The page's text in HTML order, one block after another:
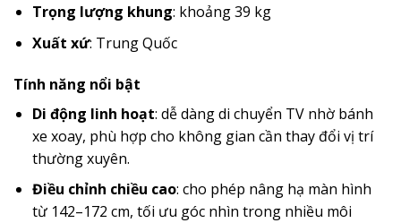
Trọng lượng khung: khoảng 39 kg
Xuất xứ: Trung Quốc
Tính năng nổi bật
Di động linh hoạt: dễ dàng di chuyển TV nhờ bánh
xe xoay, phù hợp cho không gian cần thay đổi vị trí
thường xuyên.
Điều chỉnh chiều cao: cho phép nâng hạ màn hình
từ 142–172 cm, tối ưu góc nhìn trong nhiều môi